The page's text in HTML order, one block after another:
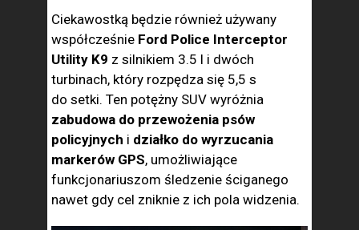
Ciekawostką będzie również używany
współcześnie Ford Police Interceptor
Utility K9 z silnikiem 3.5 l i dwóch
turbinach, który rozpędza się 5,5 s
do setki. Ten potężny SUV wyróżnia
zabudowa do przewożenia psów
policyjnych i działko do wyrzucania
markerów GPS, umożliwiające
funkcjonariuszom śledzenie ściganego
nawet gdy cel zniknie z ich pola widzenia.